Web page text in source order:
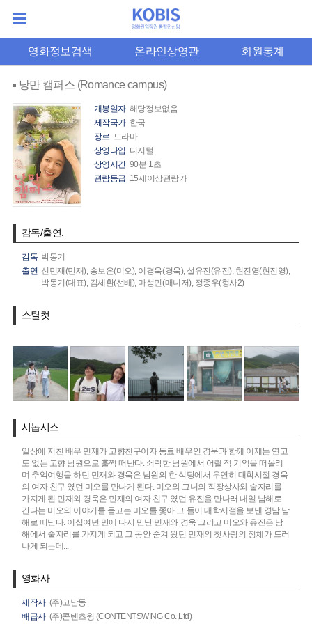
영화정보검색 온라인상영관 회원통계
낭만 캠퍼스 (Romance campus)
개봉일자 해당정보없음
제작국가 한국
장르 드라마
상영타입 디지털
상영시간 90분 1초
관람등급 15세이상관람가
감독/출연.
감독 박동기
출연 신민재(민재), 송보은(미오), 이경욱(경욱), 설유진(유진), 현진영(현진영),
박동기(대표), 김세환(선배), 마성민(매니저), 정종우(형사2)
스틸컷
시놉시스
일상에 지친 배우 민재가 고향친구이자 동료 배우인 경욱과 함께 이제는 연고
도 없는 고향 남원으로 훌쩍 떠난다. 쇠락한 남원에서 어릴 적 기억을 떠올리
며 추억여행을 하던 민재와 경욱은 남원의 한 식당에서 우연히 대학시절 경욱
의 여자 친구 였던 미오를 만나게 된다. 미오와 그녀의 직장상사와 술자리를
가지게 된 민재와 경욱은 민재의 여자 친구 였던 유진을 만나러 내일 남해로
간다는 미오의 이야기를 듣고는 미오를 쫓아 그 들이 대학시절을 보낸 경남 남
해로 떠난다. 이십여년 만에 다시 만난 민재와 경욱 그리고 미오와 유진은 남
해에서 술자리를 가지게 되고 그 동안 숨겨 왔던 민재의 첫사랑의 정체가 드러
나게 되는데...
영화사
제작사 (주)고남동
배급사 (주)콘텐츠윙 (CONTENTSWING Co.,Ltd)